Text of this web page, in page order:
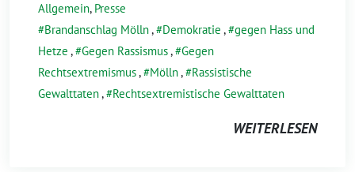
Allgemein, Presse
Brandanschlag Mölln, Demokratie , gegen Hass und
Hetze , Gegen Rassismus, Gegen
Rechtsextremismus, Mölln,
Rassistische
Gewalttaten, Rechtsextremistische Gewalttaten
WEITERLESEN